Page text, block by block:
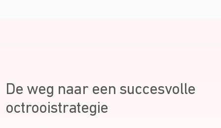
De weg naar een succesvolle
octrooistrategie